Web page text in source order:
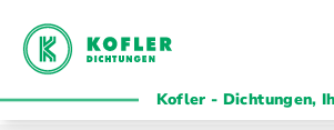
Kofler - Dichtungen,